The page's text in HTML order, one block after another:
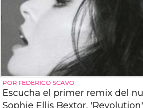
POR FEDERICO SCAVO
Escucha el primer remix del
Sophie Ellis Bextor, 'Revolution'